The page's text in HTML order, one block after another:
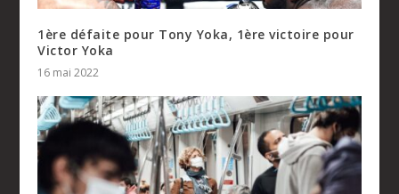
1ère défaite pour Tony Yoka, 1ère victoire pour
Victor Yoka
16 mai 2022